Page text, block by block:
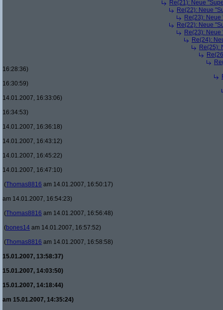
Re(21): Neue
Re(22): Neue
Re(23):
Re(22): Neue
Re(23):
Re(24):
Re(25):
16:28:36)
16:30:59)
14.01.2007, 16:33:06)
16:34:53)
14.01.2007, 16:36:18)
14.01.2007, 16:43:12)
14.01.2007, 16:45:22)
14.01.2007, 16:47:10)
(Thomas8816 am 14.01.2007, 16:50:17)
am 14.01.2007, 16:54:23)
(Thomas8816 am 14.01.2007, 16:56:48)
(bones14 am 14.01.2007, 16:57:52)
(Thomas8816 am 14.01.2007, 16:58:58)
15.01.2007, 13:58:37)
15.01.2007, 14:03:50)
15.01.2007, 14:18:44)
am 15.01.2007, 14:35:24)